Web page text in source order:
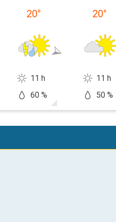
20°
11 h
60 %
20°
11 h
50 %